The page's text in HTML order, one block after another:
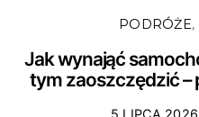
PODRÓŻE
Jak wynająć
tym zaoszczędzić –
5 LIPCA 2026